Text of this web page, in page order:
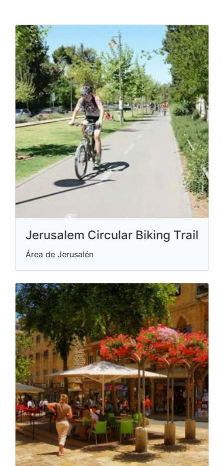
Jerusalem Circular Biking Trail
Área de Jerusalén